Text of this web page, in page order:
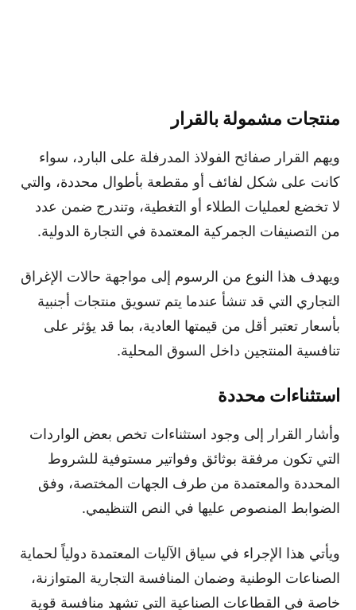
منتجات مشمولة بالقرار
ويهم القرار صفائح الفولاذ المدرفلة على البارد، سواء
كانت على شكل لفائف أو مقطعة بأطوال محددة، والتي
لا تخضع لعمليات الطلاء أو التغطية، وتندرج ضمن عدد
من التصنيفات الجمركية المعتمدة في التجارة الدولية.
ويهدف هذا النوع من الرسوم إلى مواجهة حالات الإغراق
التجاري التي قد تنشأ عندما يتم تسويق منتجات أجنبية
بأسعار تعتبر أقل من قيمتها العادية، بما قد يؤثر على
تنافسية المنتجين داخل السوق المحلية.
استثناءات محددة
وأشار القرار إلى وجود استثناءات تخص بعض الواردات
التي تكون مرفقة بوثائق وفواتير مستوفية للشروط
المحددة والمعتمدة من طرف الجهات المختصة، وفق
الضوابط المنصوص عليها في النص التنظيمي.
ويأتي هذا الإجراء في سياق الآليات المعتمدة دولياً لحماية
الصناعات الوطنية وضمان المنافسة التجارية المتوازنة،
خاصة في القطاعات الصناعية التي تشهد منافسة قوية